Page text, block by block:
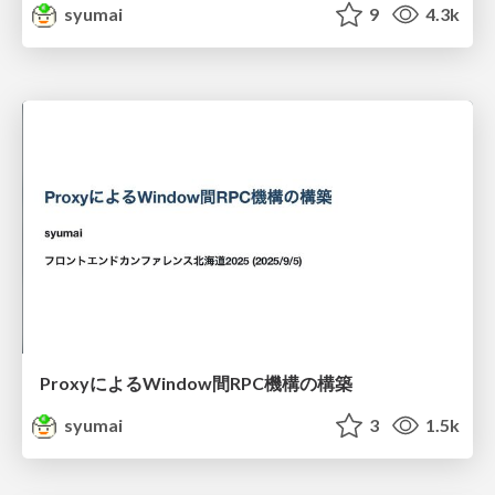
syumai 9 4.3k
ProxyによるWindow間RPC機構の構築
syumai
3 1.5k